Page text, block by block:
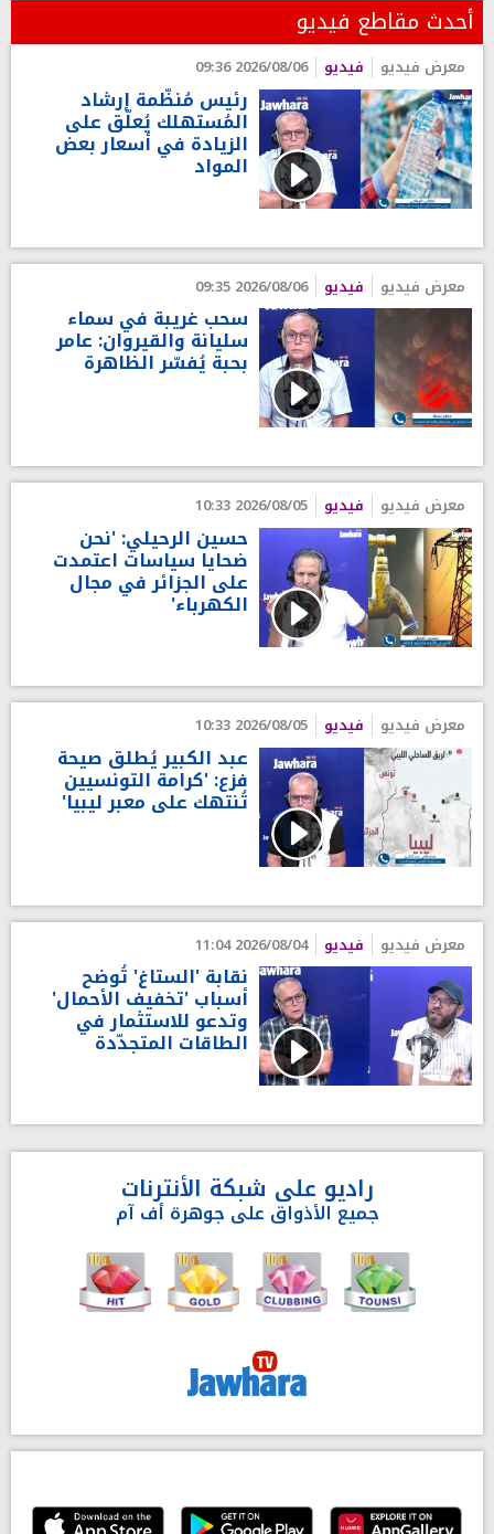
أحدث مقاطع فيديو
معرض فيديو فيديو 2026/08/06 09:36
رئيس مُنظّمة إرشاد
المُستهلك يُعلّق على
الزيادة في أسعار بعض
المواد
معرض فيديو فيديو 2026/08/06 09:35
سحب غريبة في سماء
سليانة والقيروان: عامر
بحبة يُفسّر الظاهرة
معرض فيديو فيديو 2026/08/05 10:33
حسين الرحيلي: 'نحن
ضحايا سياسات اعتمدت
على الجزائر في مجال
الكهرباء'
معرض فيديو فيديو 2026/08/05 10:33
عبد الكبير يُطلق صيحة
فزع: 'كرامة التونسيين
تُنتهك على معبر ليبيا'
معرض فيديو فيديو 2026/08/04 11:04
نقابة 'الستاغ' تُوضح
أسباب 'تخفيف الأحمال'
وتدعو للاستثمار في
الطاقات المتجدّدة
راديو على شبكة الأنترنات
جميع الأذواق على جوهرة أف آم